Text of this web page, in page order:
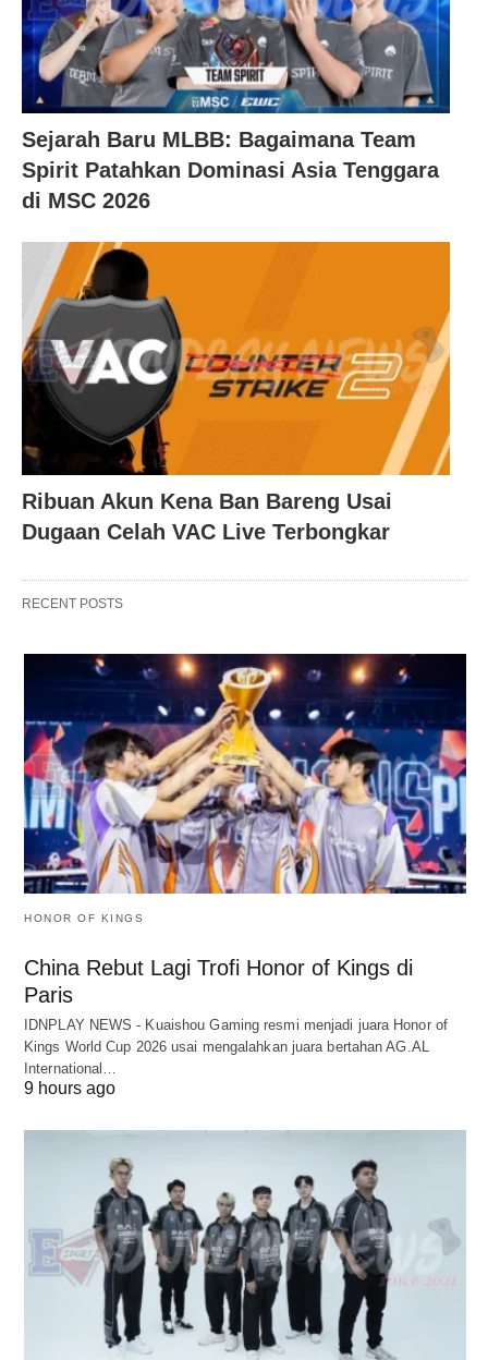
Sejarah Baru MLBB: Bagaimana Team
Spirit Patahkan Dominasi Asia Tenggara
di MSC 2026
Ribuan Akun Kena Ban Bareng Usai
Dugaan Celah VAC Live Terbongkar
RECENT POSTS
HONOR OF KINGS
China Rebut Lagi Trofi Honor of Kings di
Paris
IDNPLAY NEWS - Kuaishou Gaming resmi menjadi juara Honor of
Kings World Cup 2026 usai mengalahkan juara bertahan AG.AL
International…
9 hours ago